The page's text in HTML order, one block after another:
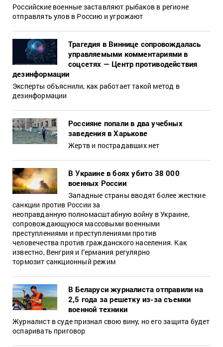
Российские военные заставляют рыбаков в регионе
отправлять улов в Россию и угрожают
Трагедия в Виннице сопровождалась
управляемыми комментариями в
соцсетях — Центр противодействия
дезинформации
Эксперты объяснили, как работает такой метод в
дезинформации
Россияне попали в два учебных
заведения в Харькове
Жертв и пострадавших нет
В Украине в боях убито 38 000
военных России
Западные страны вводят более жесткие
санкции против России за
неоправданную полномасштабную войну в Украине,
сопровождающуюся массовыми военными
преступлениями и преступлениями против
человечества против гражданского населения. Как
известно, Венгрия и Германия регулярно
тормозит санкционный режим
В Беларуси журналиста отправили на
2,5 года за решетку из-за съемки
военной техники
Журналист в суде признал свою вину, но его защита будет
оспаривать приговор